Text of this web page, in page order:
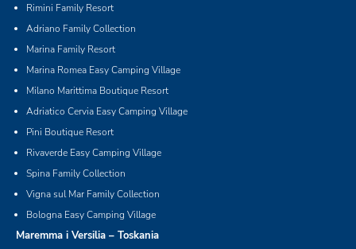
Rimini Family Resort
Adriano Family Collection
Marina Family Resort
Marina Romea Easy Camping Village
Milano Marittima Boutique Resort
Adriatico Cervia Easy Camping Village
Pini Boutique Resort
Rivaverde Easy Camping Village
Spina Family Collection
Vigna sul Mar Family Collection
Bologna Easy Camping Village
Maremma i Versilia – Toskania